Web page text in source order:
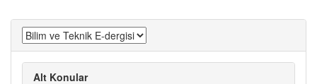
Alt Konular